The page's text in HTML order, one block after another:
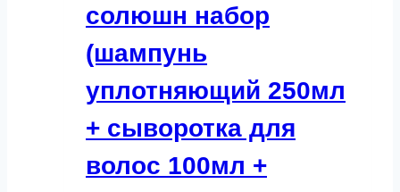
солюшн набор
(шампунь
уплотняющий 250мл
+ сыворотка для
волос 100мл +